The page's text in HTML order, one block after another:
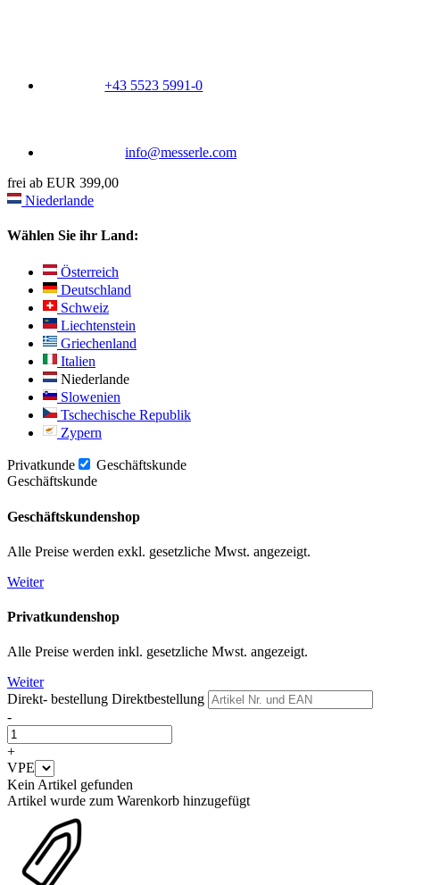
+43 5523 5991-0
info@messerle.com
frei ab EUR 399,00
Niederlande
Wählen Sie ihr Land:
Österreich
Deutschland
Schweiz
Liechtenstein
Griechenland
Italien
Niederlande
Slowenien
Tschechische Republik
Zypern
Privatkunde
Geschäftskunde
Geschäftskunde
Geschäftskundenshop
Alle Preise werden exkl. gesetzliche Mwst. angezeigt.
Weiter
Privatkundenshop
Alle Preise werden inkl. gesetzliche Mwst. angezeigt.
Weiter
Direkt- bestellung Direktbestellung
-
+
VPE
Kein Artikel gefunden
Artikel wurde zum Warenkorb hinzugefügt